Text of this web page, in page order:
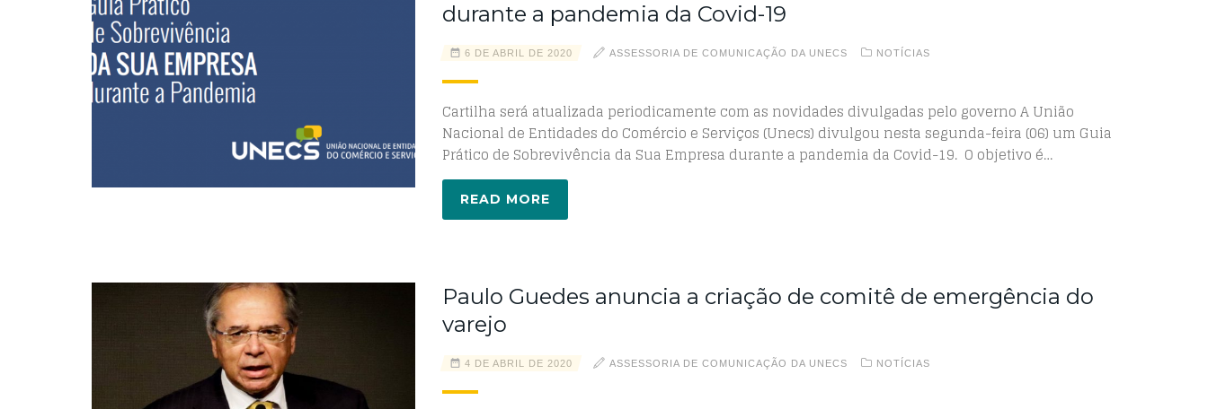
durante a pandemia da Covid-19
6 DE ABRIL DE 2020 ASSESSORIA DE COMUNICAÇÃO DA UNECS NOTÍCIAS
Cartilha será atualizada periodicamente com as novidades divulgadas pelo governo A União
Nacional de Entidades do Comércio e Serviços (Unecs) divulgou nesta segunda-feira (06) um Guia
Prático de Sobrevivência da Sua Empresa durante a pandemia da Covid-19. O objetivo é…
READ MORE
Paulo Guedes anuncia a criação de comitê de emergência do
varejo
4 DE ABRIL DE 2020 ASSESSORIA DE COMUNICAÇÃO DA UNECS NOTÍCIAS